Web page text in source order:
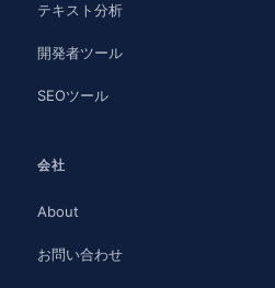
テキスト分析
開発者ツール
SEOツール
会社
About
お問い合わせ